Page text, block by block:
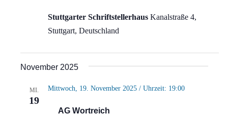
Stuttgarter Schriftstellerhaus Kanalstraße 4,
Stuttgart, Deutschland
November 2025
MI.
19
AG Wortreich
Mittwoch, 19. November 2025 / Uhrzeit: 19:00